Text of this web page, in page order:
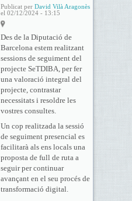
Publicat per David Vilà Aragonès
el 02/12/2024 - 13:15
Des de la Diputació de
Barcelona estem realitzant
sessions de seguiment del
projecte SeTDIBA, per fer
una valoració integral del
projecte, contrastar
necessitats i resoldre les
vostres consultes.
Un cop realitzada la sessió
de seguiment presencial es
facilitarà als ens locals una
proposta de full de ruta a
seguir per continuar
avançant en el seu procés de
transformació digital.